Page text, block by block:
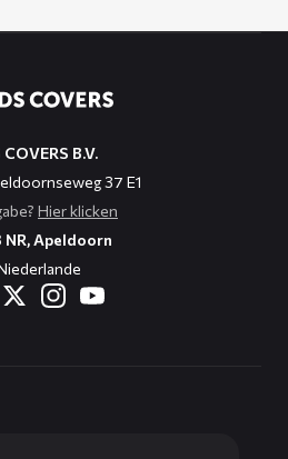
COVERS B.V.
37 E1
Hier klicken
NR, Apeldoorn